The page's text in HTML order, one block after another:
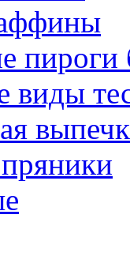
пироги
виды